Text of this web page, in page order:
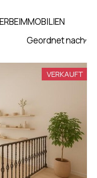
Updated Descending
VERKAUFT